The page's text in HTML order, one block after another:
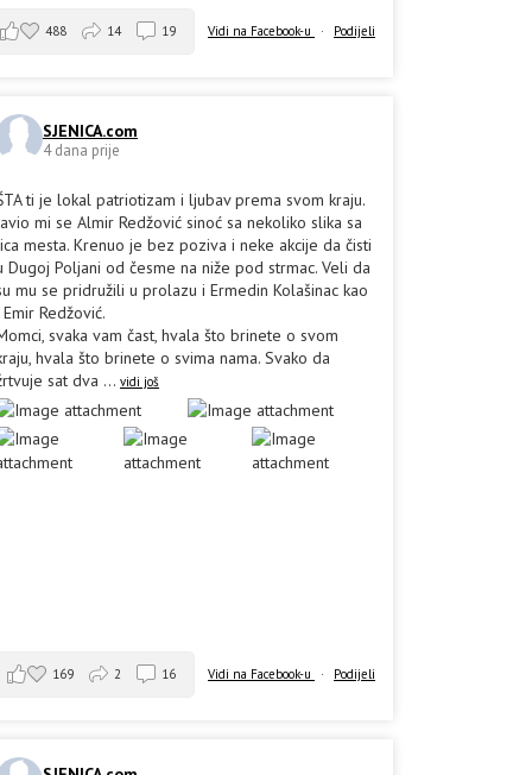
Vidi na Facebook-u · Podijeli
488 14 19
SJENICA.com
4 dana prije
ti je lokal patriotizam i ljubav prema svom kraju.
mi se Almir Redžović sinoć sa nekoliko slika sa
mesta. Krenuo je bez poziva i neke akcije da čisti
Dugoj Poljani od česme na niže pod strmac. Veli da
mu se pridružili u prolazu i Ermedin Kolašinac kao
Redžović.
svaka vam čast, hvala što brinete o svom
hvala što brinete o svima nama. Svako da
sat dva ... vidi još
Vidi na Facebook-u · Podijeli
169 2 16